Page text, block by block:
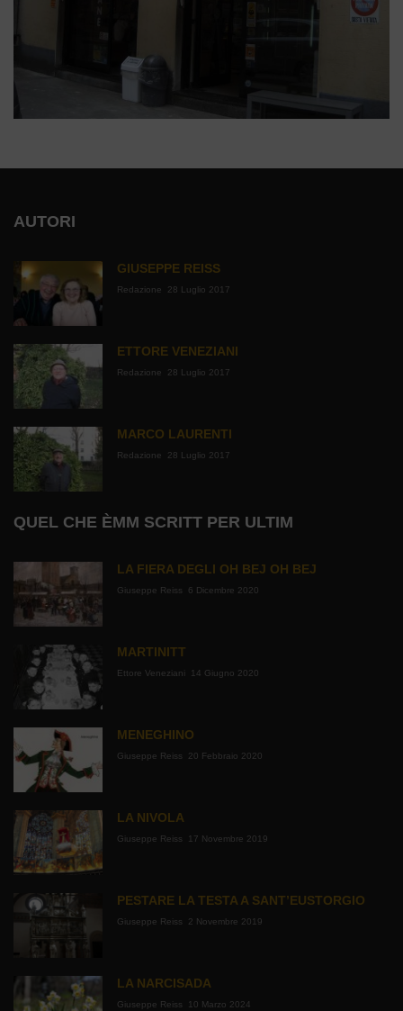
AUTORI
GIUSEPPE REISS
Redazione 28 Luglio 2017
ETTORE VENEZIANI
Redazione 28 Luglio 2017
MARCO LAURENTI
Redazione 28 Luglio 2017
QUEL CHE ÈMM SCRITT PER ULTIM
LA FIERA DEGLI OH BEJ OH BEJ
Giuseppe Reiss 6 Dicembre 2020
MARTINITT
Ettore Veneziani 14 Giugno 2020
MENEGHINO
Giuseppe Reiss 20 Febbraio 2020
LA NIVOLA
Giuseppe Reiss 17 Novembre 2019
PESTARE LA TESTA A SANT’EUSTORGIO
Giuseppe Reiss 2 Novembre 2019
LA NARCISADA
Giuseppe Reiss 10 Marzo 2024